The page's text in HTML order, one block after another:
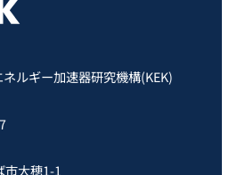
ルギー加速器研究機構(KEK)
大穂1-1